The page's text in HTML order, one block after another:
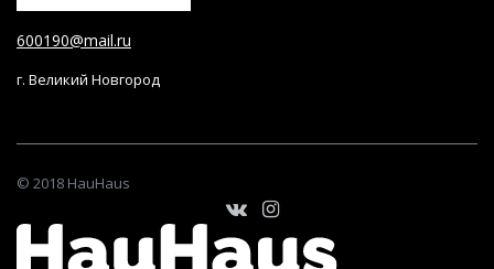
600190@mail.ru
г. Великий Новгород
© 2018 HauHaus